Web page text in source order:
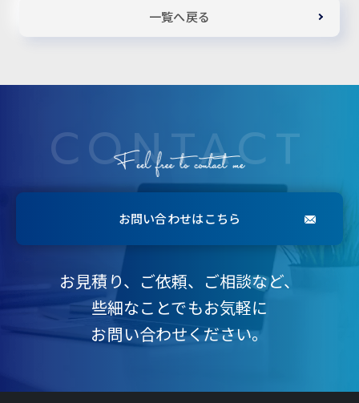
一覧へ戻る
CONTACT
お問い合わせはこちら
お見積り、ご依頼、ご相談など、
些細なことでもお気軽に
お問い合わせください。